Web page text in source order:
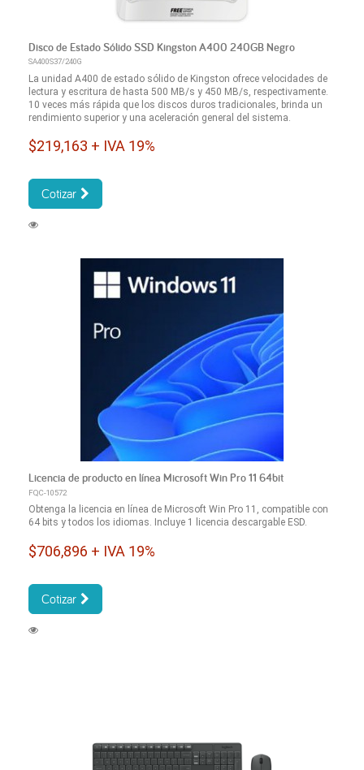
Disco de Estado Sólido SSD Kingston A400 240GB Negro
SA400S37/240G
La unidad A400 de estado sólido de Kingston ofrece velocidades de
lectura y escritura de hasta 500 MB/s y 450 MB/s, respectivamente.
10 veces más rápida que los discos duros tradicionales, brinda un
rendimiento superior y una aceleración general del sistema.
$219,163 + IVA 19%
Cotizar
Licencia de producto en línea Microsoft Win Pro 11 64bit
FQC-10572
Obtenga la licencia en línea de Microsoft Win Pro 11, compatible con
64 bits y todos los idiomas. Incluye 1 licencia descargable ESD.
$706,896 + IVA 19%
Cotizar